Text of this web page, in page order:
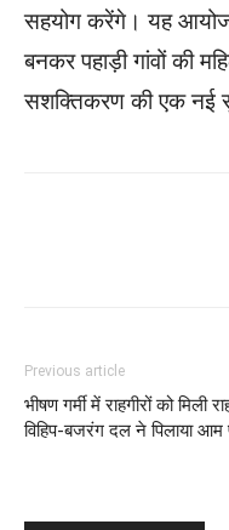
सहयोग करेंगे। यह
बनकर पहाड़ी गांवों की
सशक्तिकरण की एक नई
Previous article
भीषण गर्मी में राहगीरों को मिली
विहिप-बजरंग दल ने पिलाया आम